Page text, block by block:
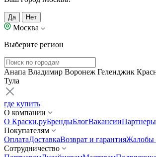
Да Нет
Москва
Выберите регион
Анапа Владимир Воронеж Геленджик
Тула
где купить
О компании
О Краски.руБрендыБлогВакансииПартнеры
Покупателям
ОплатаДоставкаВозврат и гарантияЖалобы
Сотрудничество